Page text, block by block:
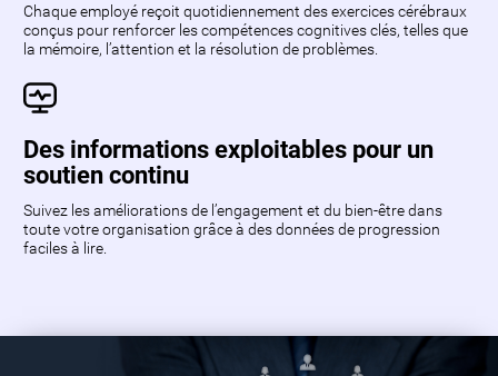
Chaque employé reçoit quotidiennement des exercices cérébraux
conçus pour renforcer les compétences cognitives clés, telles que
la mémoire, l’attention et la résolution de problèmes.
Des informations exploitables pour un
soutien continu
Suivez les améliorations de l’engagement et du bien-être dans
toute votre organisation grâce à des données de progression
faciles à lire.